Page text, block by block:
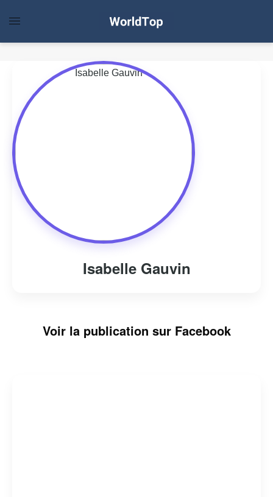
Isabelle Gauvin
Voir la publication sur Facebook